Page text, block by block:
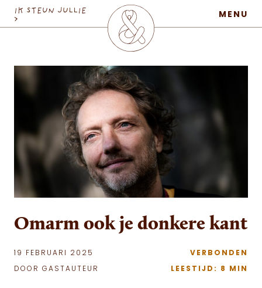
MaatschapWij
MENU
IK STEUN JULLIE
>
Omarm ook je donkere kant
19 FEBRUARI 2025
DOOR GASTAUTEUR
VERBONDEN
LEESTIJD: 8 MIN